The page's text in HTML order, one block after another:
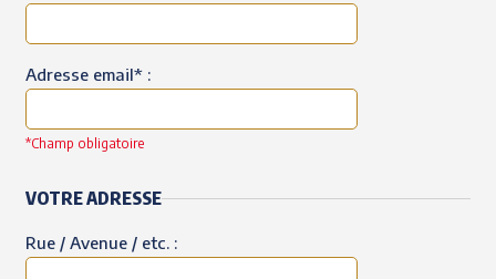
Adresse email* :
*Champ obligatoire
VOTRE ADRESSE
Rue / Avenue / etc. :